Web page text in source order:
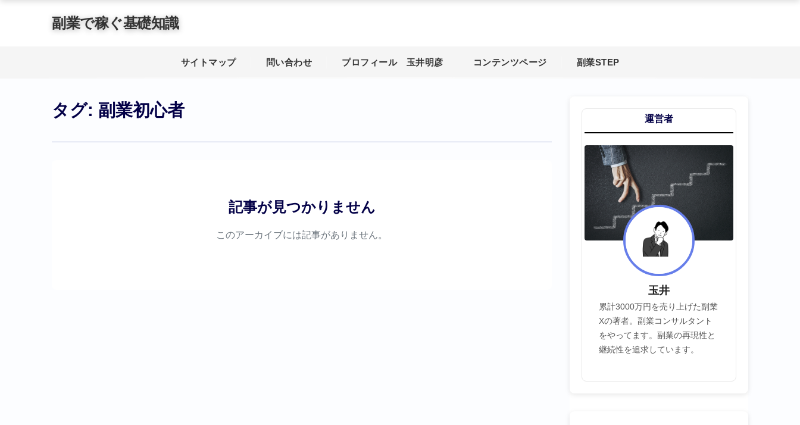
副業で稼ぐ基礎知識
サイトマップ 問い合わせ プロフィール 玉井明彦 コンテンツページ 副業STEP
タグ: 副業初心者
記事が見つかりません
このアーカイブには記事がありません。
運営者
玉井
累計3000万円を売り上げた副業
Xの著者。副業コンサルタント
をやってます。副業の再現性と
継続性を追求しています。